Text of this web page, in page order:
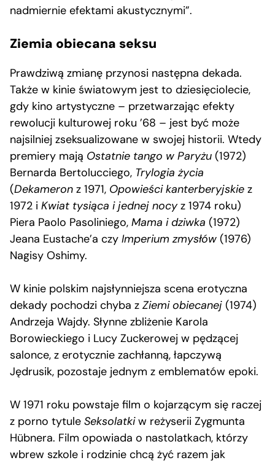
nadmiernie efektami akustycznymi”.
Ziemia obiecana seksu
Prawdziwą zmianę przynosi następna dekada.
Także w kinie światowym jest to dziesięciolecie,
gdy kino artystyczne – przetwarzając efekty
rewolucji kulturowej roku ’68 – jest być może
najsilniej zseksualizowane w swojej historii. Wtedy
premiery mają Ostatnie tango w Paryżu (1972)
Bernarda Bertolucciego, Trylogia życia
(Dekameron z 1971, Opowieści kanterberyjskie z
1972 i Kwiat tysiąca i jednej nocyz 1974 roku)
Piera Paolo Pasoliniego, Mama i dziwka (1972)
Jeana Eustache’a czy Imperium zmysłów (1976)
Nagisy Oshimy.
W kinie polskim najsłynniejsza scena erotyczna
dekady pochodzi chyba z Ziemi obiecanej (1974)
Andrzeja Wajdy. Słynne zbliżenie Karola
Borowieckiego i Lucy Zuckerowej w pędzącej
salonce, z erotycznie zachłanną, łapczywą
Jędrusik, pozostaje jednym z emblematów epoki.
W 1971 roku powstaje film o kojarzącym się raczej
z porno tytule Seksolatkiw reżyserii Zygmunta
Hübnera. Film opowiada o nastolatkach, którzy
wbrew szkole i rodzinie chcą żyć razem jak